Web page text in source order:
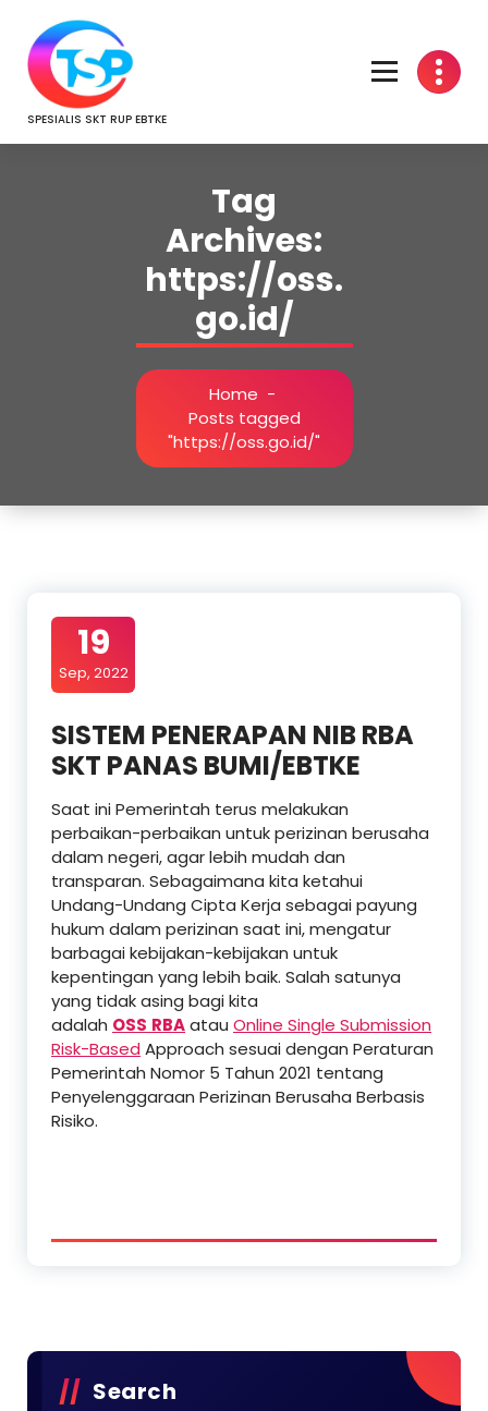
content
SPESIALIS SKT RUP EBTKE
Tag
Archives:
https://oss.
go.id/
Home -
Posts tagged
"https://oss.go.id/"
19
Sep, 2022
SISTEM PENERAPAN NIB RBA
SKT PANAS BUMI/EBTKE
Saat ini Pemerintah terus melakukan
perbaikan-perbaikan untuk perizinan berusaha
dalam negeri, agar lebih mudah dan
transparan. Sebagaimana kita ketahui
Undang-Undang Cipta Kerja sebagai payung
hukum dalam perizinan saat ini, mengatur
barbagai kebijakan-kebijakan untuk
kepentingan yang lebih baik. Salah satunya
yang tidak asing bagi kita
adalah OSS RBAatau Online Single Submission
Risk-Based Approach sesuai dengan Peraturan
Pemerintah Nomor 5 Tahun 2021 tentang
Penyelenggaraan Perizinan Berusaha Berbasis
Risiko.
Search